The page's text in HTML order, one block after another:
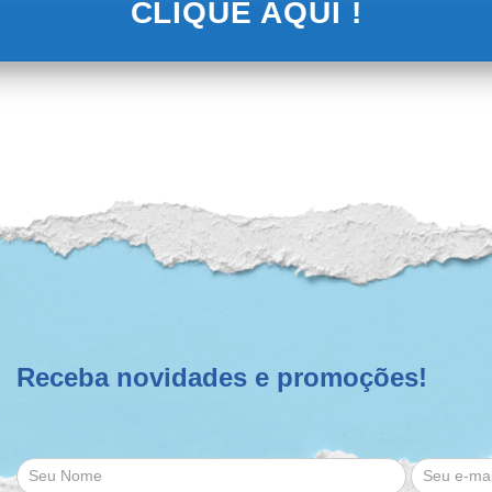
CLIQUE AQUI !
Receba novidades e promoções!